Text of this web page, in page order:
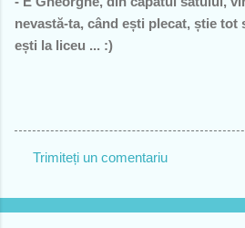
nevastă-ta, când ești plecat, știe tot
ești la liceu ... :)
o
Trimiteți un comentariu